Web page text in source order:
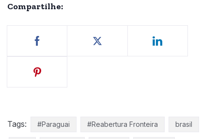
Compartilhe:
Tags: #Paraguai #Reabertura Fronteira brasil